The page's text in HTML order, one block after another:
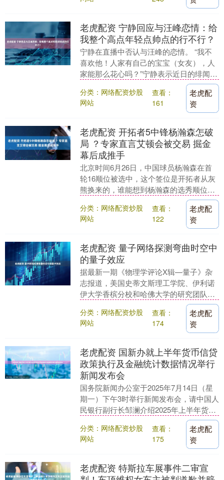
老虎配资 宁静回应与汪峰恋情：给
我整个高点年轻点帅点的行不行？
宁静在直播中否认与汪峰的恋情。 “我不
喜欢他！人家有自己的宝宝（女友），人
家能那么花心吗？”宁静表示近日的绯闻太
荒谬，并调侃道，“我长这么漂亮，谁要找
那个有妇之....
分类：网络配资炒股
网站
查看：
161
老虎配
资
老虎配资 开拓者5中锋杨瀚森怎破
局 ？专家直言艾顿会被交易 掘金
幕后成推手
北京时间6月26日，中国球员杨瀚森在首
轮16顺位被选中，这个签位是开拓者从灰
熊换来的，谁能想到杨瀚森的选秀顺位仅
比乐透差2个，开拓者也是第一支试训杨瀚
森的球队。....
分类：网络配资炒股
网站
查看：
122
老虎配
资
老虎配资 量子网络探测弯曲时空中
的量子效应
据最新一期《物理学评论X辑—量子》杂
志报道，美国史蒂文斯理工学院、伊利诺
伊大学香槟分校和哈佛大学的研究团队，
提出了一种利用量子网络测试量子理论如
何在弯曲时空中表....
分类：网络配资炒股
网站
查看：
174
老虎配
资
老虎配资 国新办就上半年货币信贷
政策执行及金融统计数据情况举行
新闻发布会
国务院新闻办公室于2025年7月14日（星
期一）下午3时举行新闻发布会，请中国人
民银行副行长邹澜介绍2025年上半年货币
信贷政策执行及金融统计数据情况，并答
记者....
分类：网络配资炒股
网站
查看：
175
老虎配
资
老虎配资 特斯拉车展事件二审宣